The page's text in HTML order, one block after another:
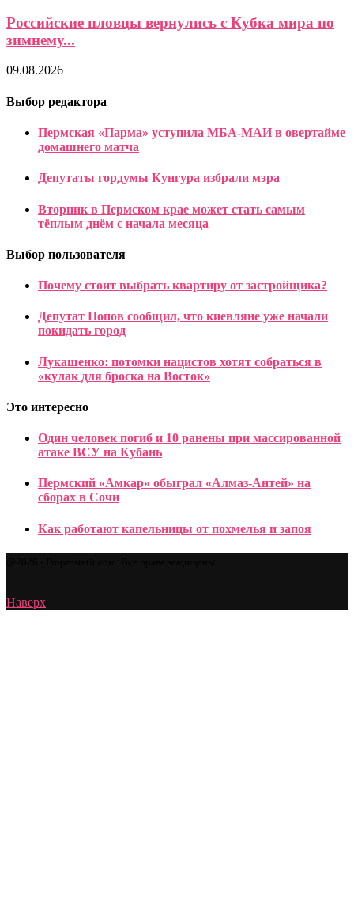
Российские пловцы вернулись с Кубка мира по
зимнему...
09.08.2026
Выбор редактора
Пермская «Парма» уступила МБА-МАИ в овертайме
домашнего матча
Депутаты гордумы Кунгура избрали мэра
Вторник в Пермском крае может стать самым
тёплым днём с начала месяца
Выбор пользователя
Почему стоит выбрать квартиру от застройщика?
Депутат Попов сообщил, что киевляне уже начали
покидать город
Лукашенко: потомки нацистов хотят собраться в
«кулак для броска на Восток»
Это интересно
Один человек погиб и 10 ранены при массированной
атаке ВСУ на Кубань
Пермский «Амкар» обыграл «Алмаз-Антей» на
сборах в Сочи
Как работают капельницы от похмелья и запоя
Наверх